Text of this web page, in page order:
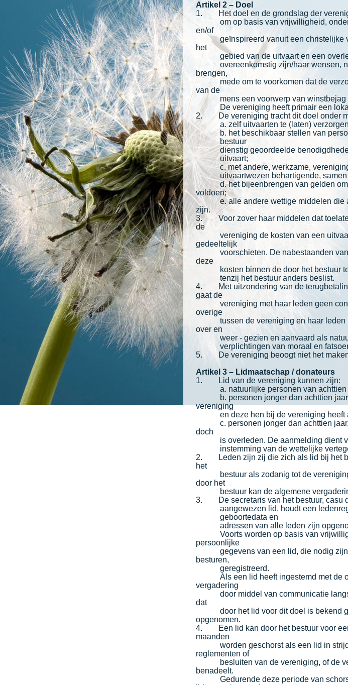
Artikel 2 – Doel
1. Het doel en de grondslag der
om op basis van vrijwilligheid,
en/of
geïnspireerd vanuit een christelijke
het
gebied van de uitvaart en een
overeenkomstig zijn/haar wensen,
brengen,
mede om te voorkomen dat de
van de
mens een voorwerp van winstbejag
De vereniging heeft primair een
2. De vereniging tracht dit doel onder
a. zelf uitvaarten te (laten)
b. het beschikbaar stellen van
bestuur
dienstig geoordeelde
uitvaart;
c. met andere, werkzame,
uitvaartwezen behartigende,
d. het bijeenbrengen van gelden
voldoen;
e. alle andere wettige middelen
zijn.
3. Voor zover haar middelen dat
de
vereniging de kosten van een
gedeeltelijk
voorschieten. De nabestaanden
deze
kosten binnen de door het bestuur
tenzij het bestuur anders beslist.
4. Met uitzondering van de
gaat de
vereniging met haar leden geen
overige
tussen de vereniging en haar
over en
weer - gezien en aanvaard als
verplichtingen van moraal en
5. De vereniging beoogt niet het
Artikel 3 – Lidmaatschap / donateurs
1. Lid van de vereniging kunnen zijn:
a. natuurlijke personen van
b. personen jonger dan achttien
vereniging
en deze hen bij de vereniging heeft
c. personen jonger dan achttien
doch
is overleden. De aanmelding dient
instemming van de wettelijke
2. Leden zijn zij die zich als lid bij het
het
bestuur als zodanig tot de
door het
bestuur kan de algemene
3. De secretaris van het bestuur, casu
aangewezen lid, houdt een
geboortedata en
adressen van alle leden zijn
Voorts worden op basis van
persoonlijke
gegevens van een lid, die nodig
besturen,
geregistreerd.
Als een lid heeft ingestemd met de
vergadering
door middel van communicatie
dat
door het lid voor dit doel is bekend
opgenomen.
4. Een lid kan door het bestuur voor
maanden
worden geschorst als een lid in
reglementen of
besluiten van de vereniging, of de
benadeelt.
Gedurende deze periode van